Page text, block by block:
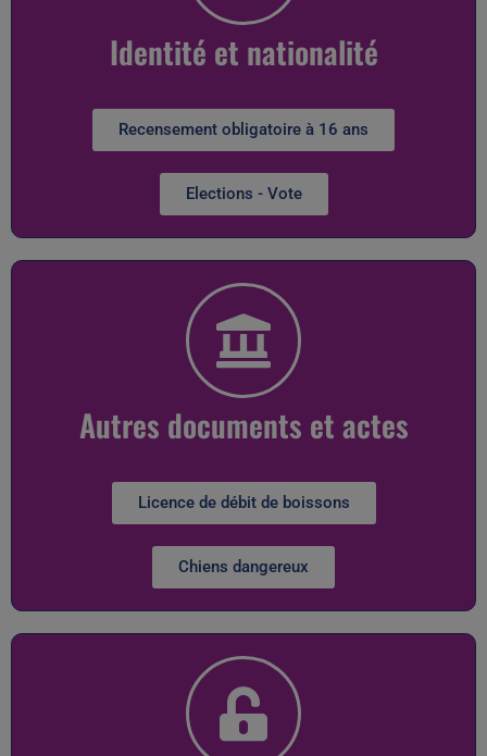
Identité et nationalité
Recensement obligatoire à 16 ans
Elections - Vote
Autres documents et actes
Licence de débit de boissons
Chiens dangereux